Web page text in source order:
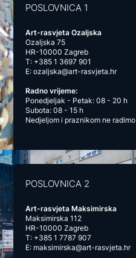
POSLOVNICA 1
Art-rasvjeta Ozaljska
Ozaljska 75
HR-10000 Zagreb
T: +385 1 3697 901
E:ozaljska@art-rasvjeta.hr
Radno vrijeme:
Ponedjeljak - Petak: 08 - 20 h
Subota: 08 - 15 h
Nedjeljom i praznikom ne radimo
POSLOVNICA 2
Art-rasvjeta Maksimirska
Maksimirska 112
HR-10000 Zagreb
T: +385 1 7787 907
E: maksimirska@art-rasvjeta.hr